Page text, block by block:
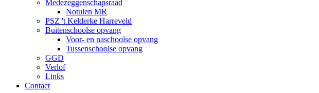
Medezeggenschapsraad
Notulen MR
PSZ 't Kelderke Harreveld
Buitenschoolse opvang
Voor- en naschoolse opvang
Tussenschoolse opvang
GGD
Verlof
Links
Contact